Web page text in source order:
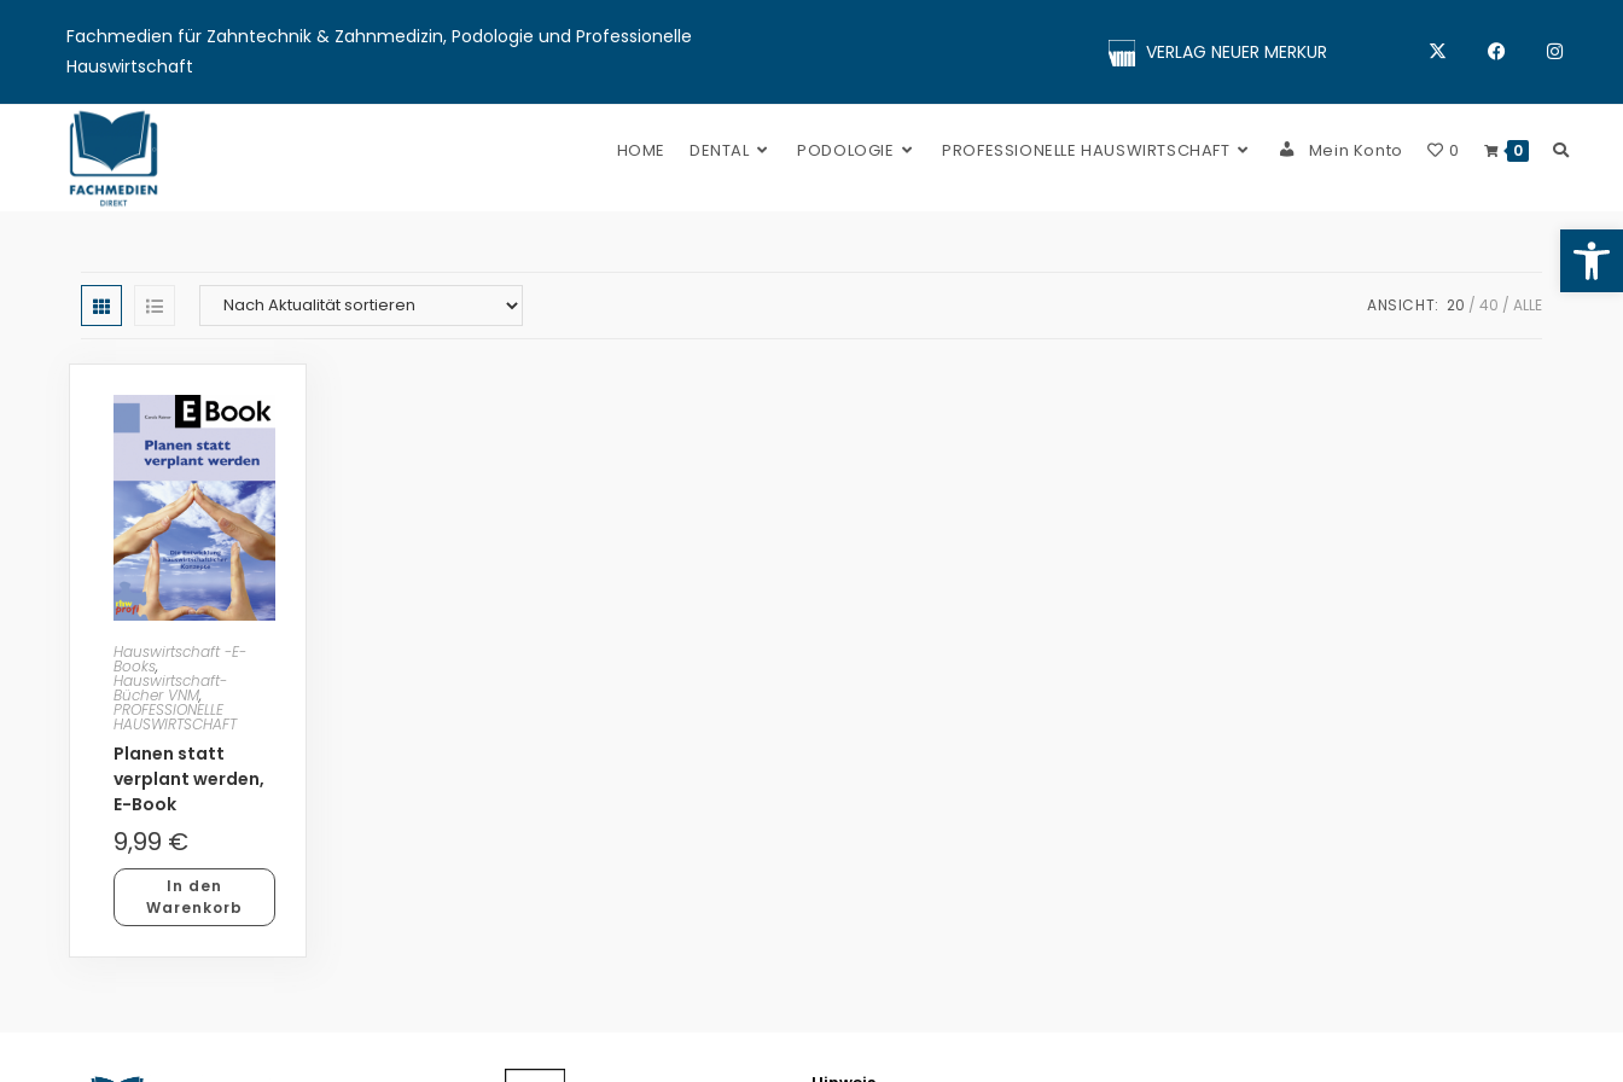
Fachmedien für Zahntechnik & Zahnmedizin, Podologie und Professionelle
Hauswirtschaft
VERLAG NEUER MERKUR
HOME DENTAL PODOLOGIE PROFESSIONELLE HAUSWIRTSCHAFT Mein Konto 0 0
ANSICHT: 20 40 ALLE
Hauswirtschaft -E-
Books,
Hauswirtschaft-
Bücher VNM,
PROFESSIONELLE
HAUSWIRTSCHAFT
Planen statt
verplant werden,
E-Book
9,99 €
In den
Warenkorb